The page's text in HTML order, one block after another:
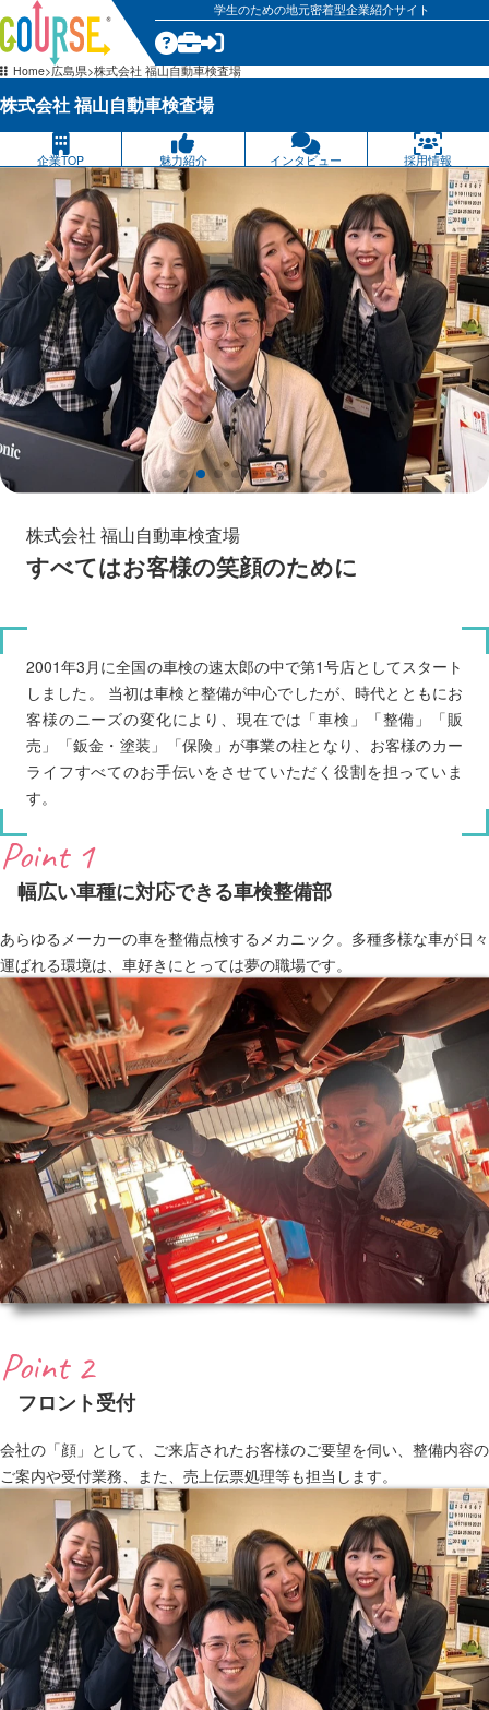
学生のための地元密着型企業紹介サイト
Home 広島県 株式会社 福山自動車検査場
株式会社 福山自動車検査場
企業TOP 魅力紹介 インタビュー 採用情報
株式会社 福山自動車検査場
すべてはお客様の笑顔のために
2001年3月に全国の車検の速太郎の中で第1号店としてスタート
しました。 当初は車検と整備が中心でしたが、時代とともにお
客様のニーズの変化により、現在では「車検」「整備」「販
売」「鈑金・塗装」「保険」が事業の柱となり、お客様のカー
ライフすべてのお手伝いをさせていただく役割を担っていま
す。
Point 1
幅広い車種に対応できる車検整備部
あらゆるメーカーの車を整備点検するメカニック。多種多様な車が日々
運ばれる環境は、車好きにとっては夢の職場です。
Point 2
フロント受付
会社の「顔」として、ご来店されたお客様のご要望を伺い、整備内容の
ご案内や受付業務、また、売上伝票処理等も担当します。